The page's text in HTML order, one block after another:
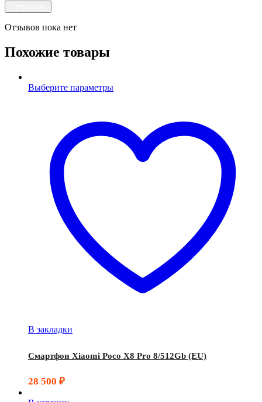
Отзывов пока нет
Похожие товары
Выберите параметры
В закладки
Смартфон Xiaomi Poco X8 Pro 8/512Gb (EU)
28 500 ₽